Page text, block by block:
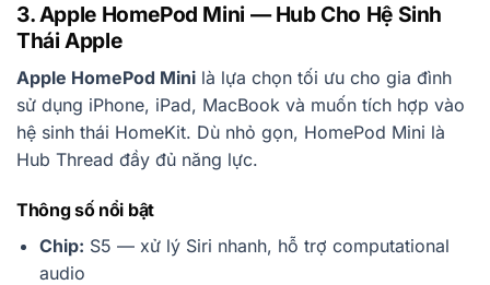
3. Apple HomePod Mini — Hub Cho Hệ Sinh
Thái Apple
Apple HomePod Mini là lựa chọn tối ưu cho gia đình
sử dụng iPhone, iPad, MacBook và muốn tích hợp vào
hệ sinh thái HomeKit. Dù nhỏ gọn, HomePod Mini là
Hub Thread đầy đủ năng lực.
Thông số nổi bật
Chip: S5 — xử lý Siri nhanh, hỗ trợ computational
audio